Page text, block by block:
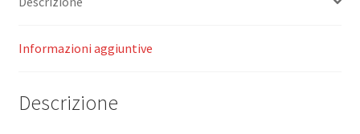
Informazioni aggiuntive
Descrizione